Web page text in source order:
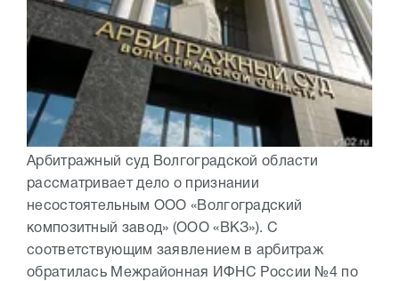
Арбитражный суд Волгоградской области
рассматривает дело о признании
несостоятельным ООО «Волгоградский
композитный завод» (ООО «ВКЗ»). С
соответствующим заявлением в арбитраж
обратилась Межрайонная ИФНС России №4 по